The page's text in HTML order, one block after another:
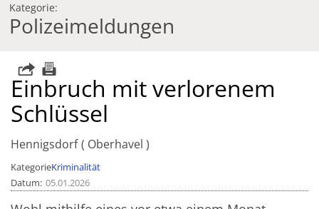
Kategorie:
Polizeimeldungen
Einbruch mit verlorenem
Schlüssel
Hennigsdorf Oberhavel
KategorieKriminalität
Datum 05.01.2026